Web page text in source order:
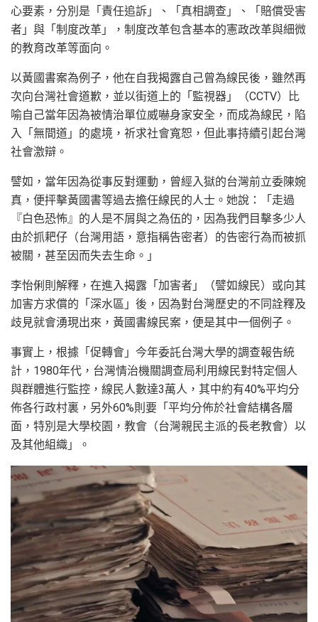
心要素，分別是「責任追訴」、「真相調查」、「賠償受害
者」與「制度改革」，制度改革包含基本的憲政改革與細微
的教育改革等面向。
以黃國書案為例子，他在自我揭露自己曾為線民後，雖然再
次向台灣社會道歉，並以街道上的「監視器」（CCTV）比
喻自己當年因為被情治單位威嚇身家安全，而成為線民，陷
入「無間道」的處境，祈求社會寬恕，但此事持續引起台灣
社會激辯。
譬如，當年因為從事反對運動，曾經入獄的台灣前立委陳婉
真，便抨擊黃國書等過去擔任線民的人士。她說：「走過
『白色恐怖』的人是不屑與之為伍的，因為我們目擊多少人
由於抓耙仔（台灣用語，意指稱告密者）的告密行為而被抓
被關，甚至因而失去生命。」
李怡俐則解釋，在進入揭露「加害者」（譬如線民）或向其
加害方求償的「深水區」後，因為對台灣歷史的不同詮釋及
歧見就會湧現出來，黃國書線民案，便是其中一個例子。
事實上，根據「促轉會」今年委託台灣大學的調查報告統
計，1980年代，台灣情治機關調查局利用線民對特定個人
與群體進行監控，線民人數達3萬人，其中約有40%平均分
佈各行政村裏，另外60%則要「平均分佈於社會結構各層
面，特別是大學校園，教會（台灣親民主派的長老教會）以
及其他組織」。